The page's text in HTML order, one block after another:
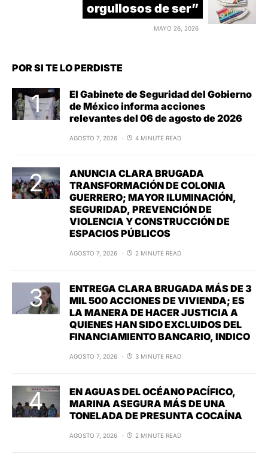
orgullosos de ser”
MAYO 26, 2026
POR SI TE LO PERDISTE
El Gabinete de Seguridad del Gobierno
de México informa acciones
relevantes del 06 de agosto de 2026
AGOSTO 7, 2026 4 MINUTE READ
ANUNCIA CLARA BRUGADA
TRANSFORMACIÓN DE COLONIA
GUERRERO; MAYOR ILUMINACIÓN,
SEGURIDAD, PREVENCIÓN DE
VIOLENCIA Y CONSTRUCCIÓN DE
ESPACIOS PÚBLICOS
AGOSTO 7, 2026 2 MINUTE READ
ENTREGA CLARA BRUGADA MÁS DE 3
MIL 500 ACCIONES DE VIVIENDA; ES
LA MANERA DE HACER JUSTICIA A
QUIENES HAN SIDO EXCLUIDOS DEL
FINANCIAMIENTO BANCARIO, INDICO
AGOSTO 7, 2026 3 MINUTE READ
EN AGUAS DEL OCÉANO PACÍFICO,
MARINA ASEGURA MÁS DE UNA
TONELADA DE PRESUNTA COCAÍNA
AGOSTO 7, 2026 2 MINUTE READ